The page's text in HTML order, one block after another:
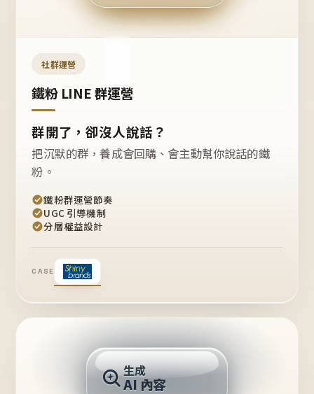
開團
嗎？
社群運營
鐵粉 LINE 群運營
群開了，卻沒人說話？
把沉默的群，養成會回購、會主動幫你說話的鐵
粉。
鐵粉群運營節奏
UGC 引導機制
分層權益設計
CASE
生成
AI 內容